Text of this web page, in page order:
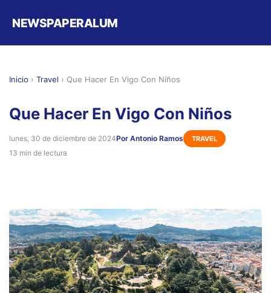
NEWSPAPERALUM
Inicio › Travel › Que Hacer En Vigo Con Niños
Que Hacer En Vigo Con Niños
lunes, 30 de diciembre de 2024Por Antonio Ramos TRAVEL
13 min de lectura